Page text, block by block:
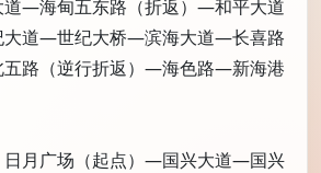
—海甸五东路（折返）—和平大道
道—世纪大桥—滨海大道—长喜路
路（逆行折返）—海色路—新海港
日月广场（起点）—国兴大道—国兴